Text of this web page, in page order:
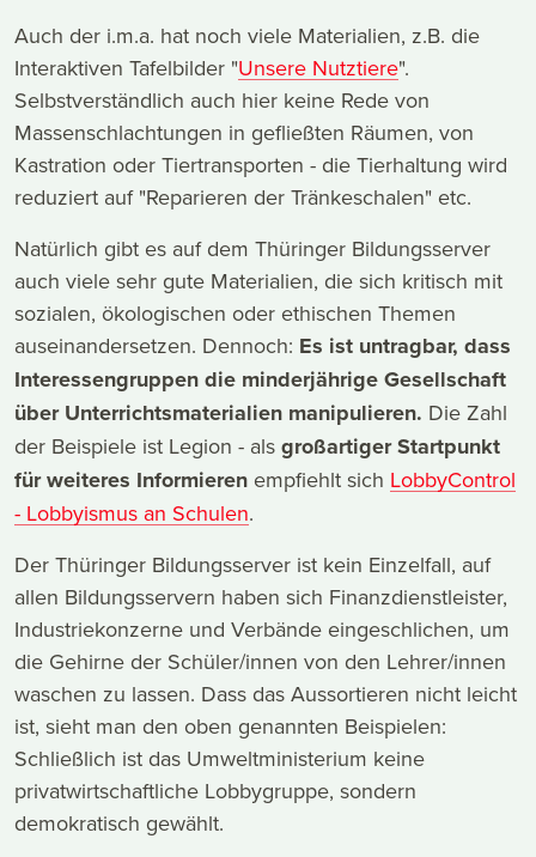
Auch der i.m.a. hat noch viele Materialien, z.B. die
Interaktiven Tafelbilder "Unsere Nutztiere".
Selbstverständlich auch hier keine Rede von
Massenschlachtungen in gefließten Räumen, von
Kastration oder Tiertransporten - die Tierhaltung wird
reduziert auf "Reparieren der Tränkeschalen" etc.
Natürlich gibt es auf dem Thüringer Bildungsserver
auch viele sehr gute Materialien, die sich kritisch mit
sozialen, ökologischen oder ethischen Themen
auseinandersetzen. Dennoch: Es ist untragbar, dass
Interessengruppen die minderjährige Gesellschaft
über Unterrichtsmaterialien manipulieren. Die Zahl
der Beispiele ist Legion - als großartiger Startpunkt
für weiteres Informieren empfiehlt sich LobbyControl
- Lobbyismus an Schulen.
Der Thüringer Bildungsserver ist kein Einzelfall, auf
allen Bildungsservern haben sich Finanzdienstleister,
Industriekonzerne und Verbände eingeschlichen, um
die Gehirne der Schüler/innen von den Lehrer/innen
waschen zu lassen. Dass das Aussortieren nicht leicht
ist, sieht man den oben genannten Beispielen:
Schließlich ist das Umweltministerium keine
privatwirtschaftliche Lobbygruppe, sondern
demokratisch gewählt.